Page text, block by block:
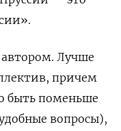
Лучше
причем
быть поменьше
вопросы),